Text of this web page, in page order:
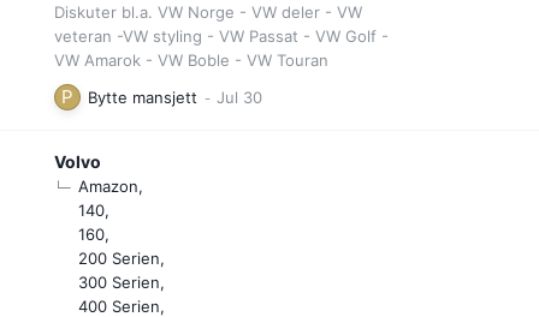
Diskuter bl.a. VW Norge - VW deler - VW
veteran -VW styling - VW Passat - VW Golf -
VW Amarok - VW Boble - VW Touran
Bytte mansjett
Volvo
Amazon
140
160
200 Serien
300 Serien
400 Serien